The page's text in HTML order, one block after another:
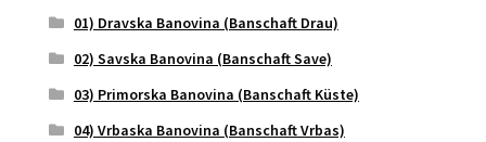
01) Dravska Banovina (Banschaft Drau)
02) Savska Banovina (Banschaft Save)
03) Primorska Banovina (Banschaft Küste)
04) Vrbaska Banovina (Banschaft Vrbas)